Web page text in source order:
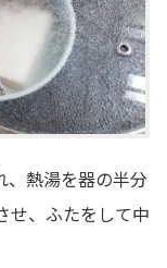
、熱湯を器の半分
せ、ふたをして中